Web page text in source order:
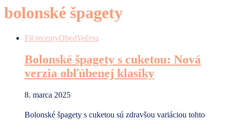
bolonské špagety
Fit receptyObedVečera
Bolonské špagety s cuketou: Nová
verzia obľúbenej klasiky
8. marca 2025
Bolonské špagety s cuketou sú zdravšou variáciou tohto